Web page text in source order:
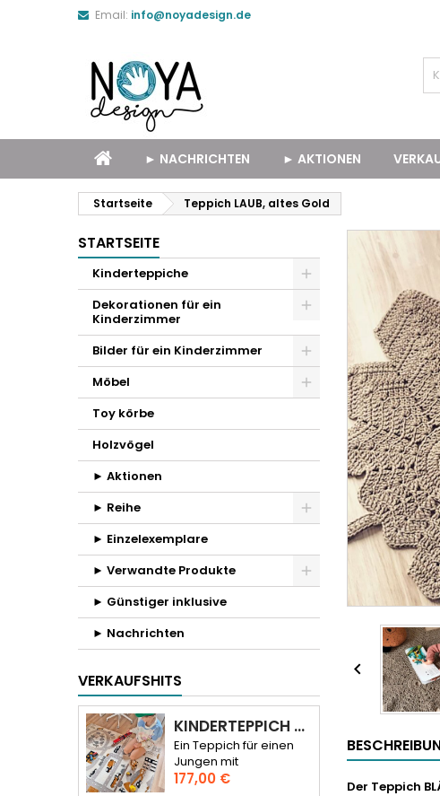
Email: info@noyadesign.de
► NACHRICHTEN ► AKTIONEN
Startseite Teppich LAUB, altes Gold
STARTSEITE
Kinderteppiche
Dekorationen für ein
Kinderzimmer
Bilder für ein Kinderzimmer
Möbel
Toy körbe
Holzvögel
► Aktionen
► Reihe
► Einzelexemplare
► Verwandte Produkte
► Günstiger inklusive
► Nachrichten
VERKAUFSHITS
KINDERTEPPICH WEG DURCH DIE STADT 3D
Ein Teppich für einen
Jungen mit
Straßenmuster
Preis
177,00 €

Der Teppich